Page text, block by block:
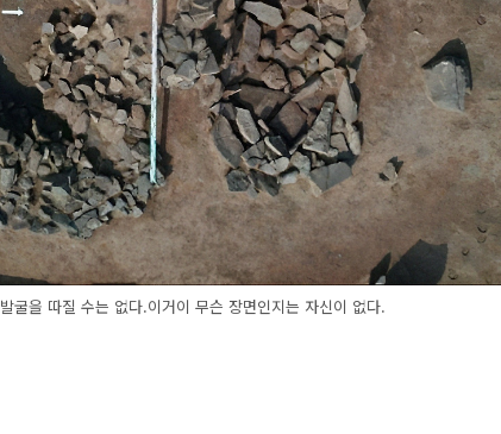
굴을 따질 수는 없다.이거이 무슨 장면인지는 자신이 없다.